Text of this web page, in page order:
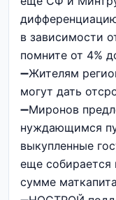
в зависимости
помните от 4%
➖Жителям
могут дать
➖Миронов
нуждающимся
выкупленные
еще собирается
сумме